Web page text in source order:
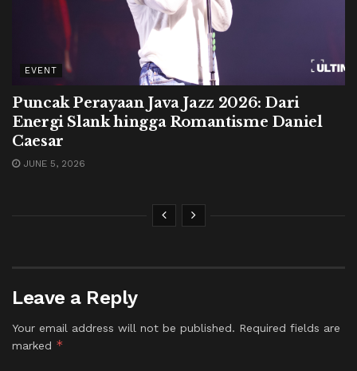
EVENT
Puncak Perayaan Java Jazz 2026: Dari
Energi Slank hingga Romantisme Daniel
Caesar
JUNE 5, 2026
Leave a Reply
Your email address will not be published. Required fields are
marked *